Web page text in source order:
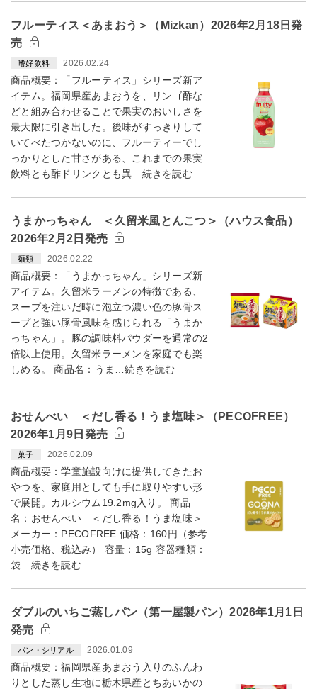
フルーティス＜あまおう＞（Mizkan）2026年2月18日発
売
嗜好飲料 2026.02.24
商品概要：「フルーティス」シリーズ新ア
イテム。福岡県産あまおうを、リンゴ酢な
どと組み合わせることで果実のおいしさを
最大限に引き出した。後味がすっきりして
いてべたつかないのに、フルーティーでし
っかりとした甘さがある、これまでの果実
飲料とも酢ドリンクとも異…続きを読む
うまかっちゃん ＜久留米風とんこつ＞（ハウス食品）
2026年2月2日発売
麺類 2026.02.22
商品概要：「うまかっちゃん」シリーズ新
アイテム。久留米ラーメンの特徴である、
スープを注いだ時に泡立つ濃い色の豚骨ス
ープと強い豚骨風味を感じられる「うまか
っちゃん」。豚の調味料パウダーを通常の2
倍以上使用。久留米ラーメンを家庭でも楽
しめる。 商品名：うま…続きを読む
おせんべい ＜だし香る！うま塩味＞（PECOFREE）
2026年1月9日発売
菓子 2026.02.09
商品概要：学童施設向けに提供してきたお
やつを、家庭用としても手に取りやすい形
で展開。カルシウム19.2mg入り。 商品
名：おせんべい ＜だし香る！うま塩味＞
メーカー：PECOFREE 価格：160円（参考
小売価格、税込み） 容量：15g 容器種類：
袋…続きを読む
ダブルのいちご蒸しパン（第一屋製パン）2026年1月1日
発売
パン・シリアル 2026.01.09
商品概要：福岡県産あまおう入りのふんわ
りとした蒸し生地に栃木県産とちあいかの